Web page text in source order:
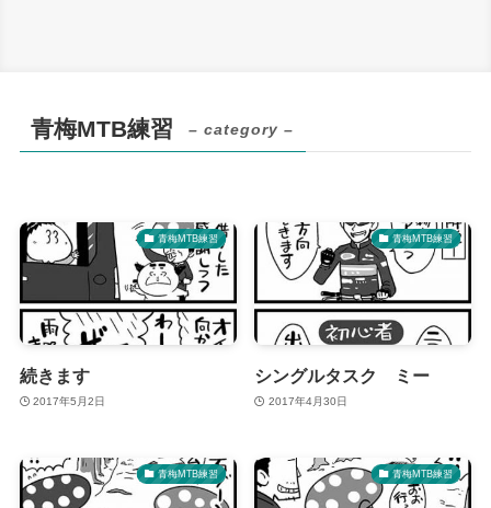
青梅MTB練習 – category –
青梅MTB練習
続きます
2017年5月2日
青梅MTB練習
シングルタスク ミー
2017年4月30日
青梅MTB練習 青梅MTB練習